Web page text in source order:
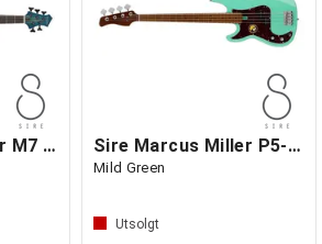
Sire Marcus Miller M7 Alder-5 Sire Marcus Miller P5-4 Lefthand
Mild Green
Utsolgt